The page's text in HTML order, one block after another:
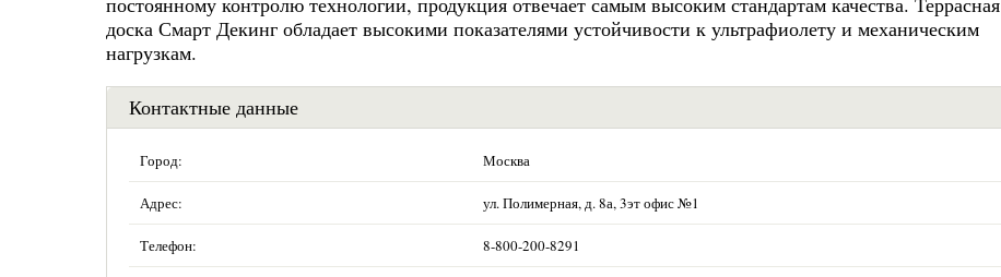
доска Смарт Декинг обладает высокими показателями устойчивости к ультрафиолету и механическим
нагрузкам.
Контактные данные
Город: Москва
Адрес: ул. Полимерная, д. 8а, 3эт офис №1
Телефон: 8-800-200-8291